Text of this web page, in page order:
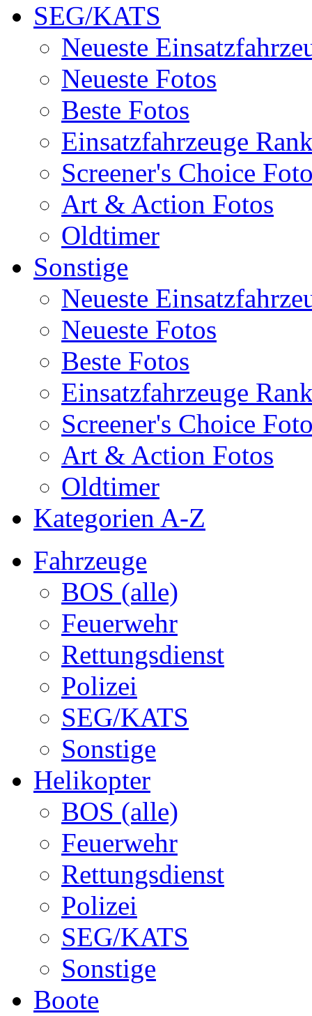
SEG/KATS
Neueste
Neueste Fotos
Beste Fotos
Einsatzfahrzeuge
Screener's Choice
Art & Action Fotos
Oldtimer
Sonstige
Neueste
Neueste Fotos
Beste Fotos
Einsatzfahrzeuge
Screener's Choice
Art & Action Fotos
Oldtimer
Kategorien A-Z
Fahrzeuge
BOS (alle)
Feuerwehr
Rettungsdienst
Polizei
SEG/KATS
Sonstige
Helikopter
BOS (alle)
Feuerwehr
Rettungsdienst
Polizei
SEG/KATS
Sonstige
Boote